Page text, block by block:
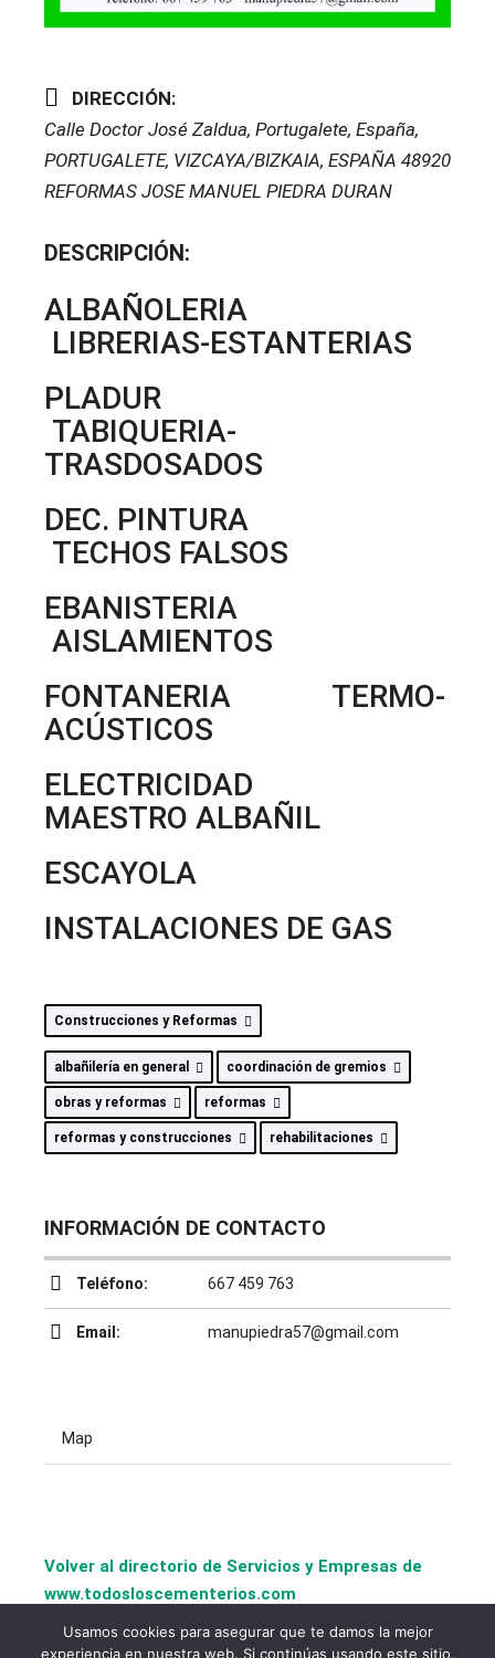
DIRECCIÓN:
Calle Doctor José Zaldua, Portugalete, España,
PORTUGALETE, VIZCAYA/BIZKAIA, ESPAÑA 48920
REFORMAS JOSE MANUEL PIEDRA DURAN
DESCRIPCIÓN:
ALBAÑOLERIA
LIBRERIAS-ESTANTERIAS
PLADUR
TABIQUERIA-
TRASDOSADOS
DEC. PINTURA
TECHOS FALSOS
EBANISTERIA
AISLAMIENTOS
FONTANERIA TERMO-
ACÚSTICOS
ELECTRICIDAD
MAESTRO ALBAÑIL
ESCAYOLA
INSTALACIONES DE GAS
Construcciones y Reformas
albañilería en general coordinación de gremios
obras y reformas reformas
reformas y construcciones rehabilitaciones
INFORMACIÓN DE CONTACTO
Teléfono: 667 459 763
Email: manupiedra57@gmail.com
Map
Volver al directorio de Servicios y Empresas de
www.todosloscementerios.com
Usamos cookies para asegurar que te damos la mejor
experiencia en nuestra web. Si continúas usando este sitio,